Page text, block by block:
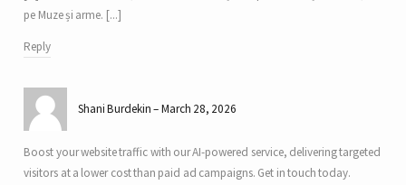
pe Muze și arme. [...]
Reply
Shani Burdekin March 28, 2026
Boost your website traffic with our AI-powered service, delivering targeted
visitors at a lower cost than paid ad campaigns. Get in touch today.